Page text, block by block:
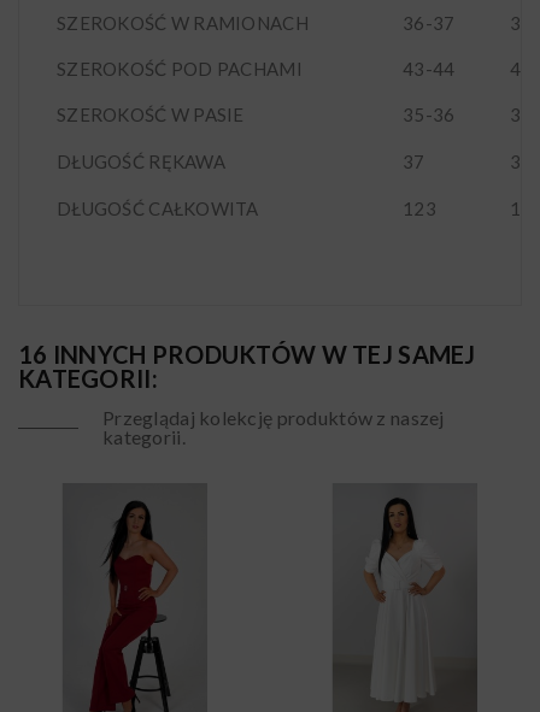
SZEROKOŚĆ W RAMIONACH 36-37
SZEROKOŚĆ POD PACHAMI 43-44
SZEROKOŚĆ W PASIE 35-36
DŁUGOŚĆ RĘKAWA 37 37
DŁUGOŚĆ CAŁKOWITA 123
16 INNYCH PRODUKTÓW W TEJ SAMEJ
KATEGORII:
Przeglądaj kolekcję produktów z naszej
kategorii.